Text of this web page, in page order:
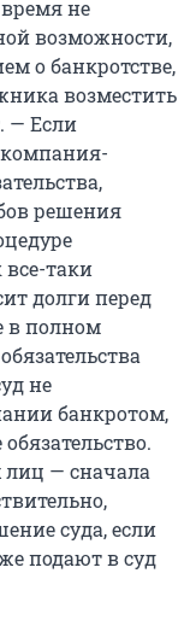
не
возможности,
о банкротстве,
возместить
— Если
решения
таки
долги перед
в полном
не
банкротом,
— сначала
суда, если
подают в суд